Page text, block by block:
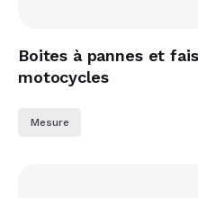
Boites à pannes et
motocycles
Mesure